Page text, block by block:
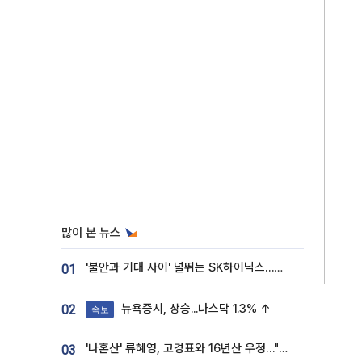
많이 본 뉴스
01 '불안과 기대 사이' 널뛰는 SK하이닉스…증권가 "HBM4·LTA 기반 펀터멘털 견고"
02 속보 뉴욕증시, 상승...나스닥 1.3% ↑
03 '나혼산' 류혜영, 고경표와 16년산 우정…"자취방서 부모님과 마주쳐"